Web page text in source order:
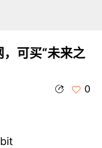
可买“未来之
0